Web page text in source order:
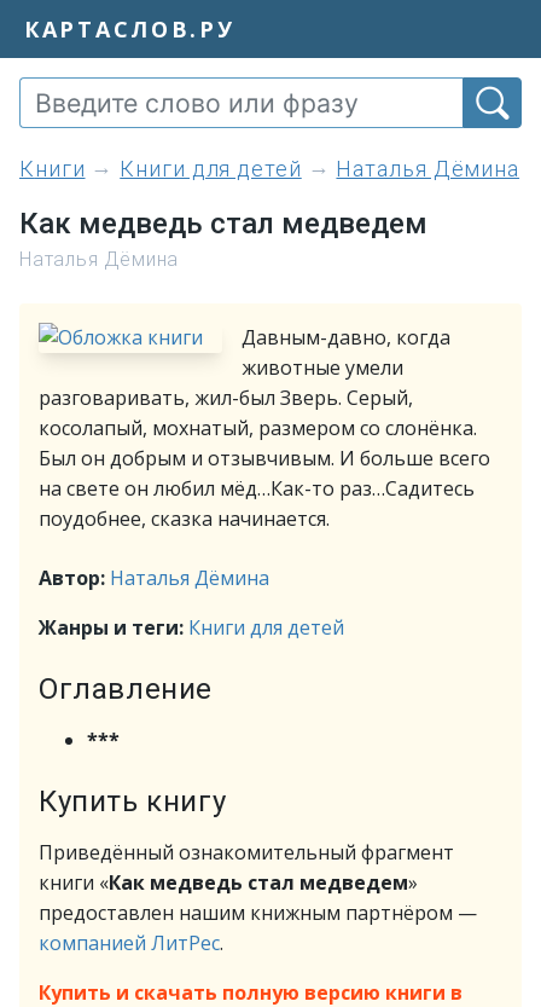
КАРТАСЛОВ.РУ
книги Книги для детей Наталья Дёмина
Как медведь стал медведем
Наталья Дёмина
Давным-давно, когда
животные умели
разговаривать, жил-был Зверь. Серый,
косолапый, мохнатый, размером со слонёнка.
Был он добрым и отзывчивым. И больше всего
на свете он любил мёд…Как-то раз…Садитесь
поудобнее, сказка начинается.
Автор: Наталья Дёмина
Жанры и теги: Книги для детей
Оглавление
***
Купить книгу
Приведённый ознакомительный фрагмент
книги «Как медведь стал медведем»
предоставлен нашим книжным партнёром —
компанией ЛитРес.
Купить и скачать полную версию книги в